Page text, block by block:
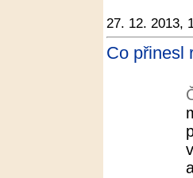
27. 12. 2013,
Co přinesl